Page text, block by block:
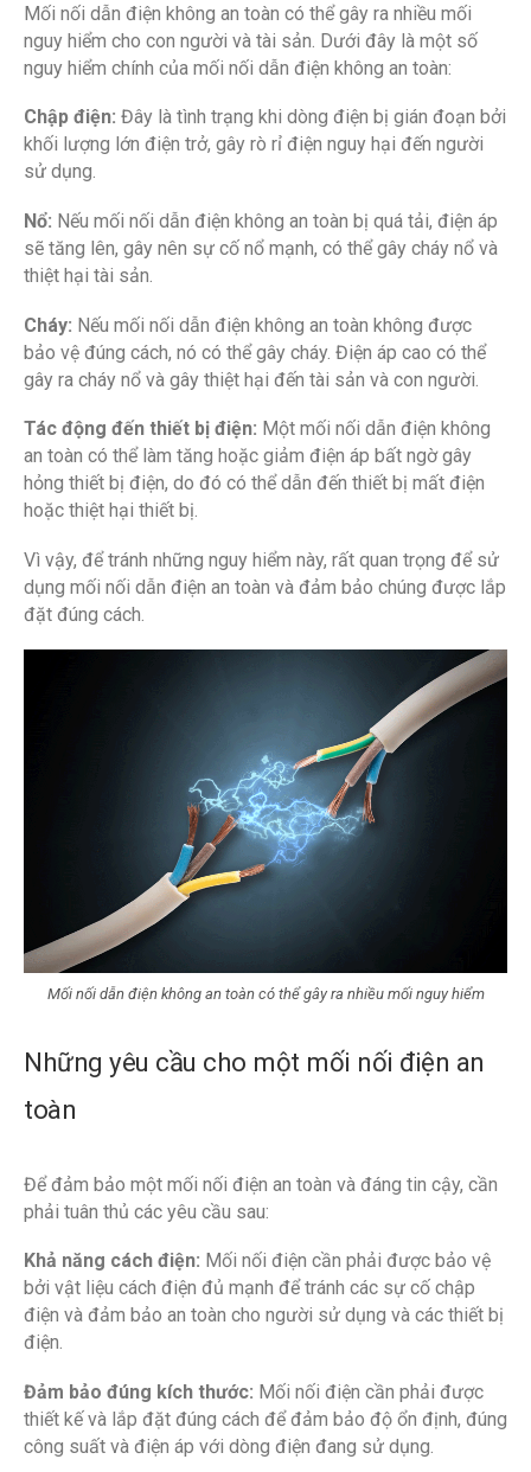
Mối nối dẫn điện không an toàn có thể gây ra nhiều mối
nguy hiểm cho con người và tài sản. Dưới đây là một số
nguy hiểm chính của mối nối dẫn điện không an toàn:
Chập điện: Đây là tình trạng khi dòng điện bị gián đoạn bởi
khối lượng lớn điện trở, gây rò rỉ điện nguy hại đến người
sử dụng.
Nổ: Nếu mối nối dẫn điện không an toàn bị quá tải, điện áp
sẽ tăng lên, gây nên sự cố nổ mạnh, có thể gây cháy nổ và
thiệt hại tài sản.
Cháy: Nếu mối nối dẫn điện không an toàn không được
bảo vệ đúng cách, nó có thể gây cháy. Điện áp cao có thể
gây ra cháy nổ và gây thiệt hại đến tài sản và con người.
Tác động đến thiết bị điện: Một mối nối dẫn điện không
an toàn có thể làm tăng hoặc giảm điện áp bất ngờ gây
hỏng thiết bị điện, do đó có thể dẫn đến thiết bị mất điện
hoặc thiệt hại thiết bị.
Vì vậy, để tránh những nguy hiểm này, rất quan trọng để sử
dụng mối nối dẫn điện an toàn và đảm bảo chúng được lắp
đặt đúng cách.
Mối nối dẫn điện không an toàn có thể gây ra nhiều mối nguy hiểm
Những yêu cầu cho một mối nối điện an
toàn
Để đảm bảo một mối nối điện an toàn và đáng tin cậy, cần
phải tuân thủ các yêu cầu sau:
Khả năng cách điện: Mối nối điện cần phải được bảo vệ
bởi vật liệu cách điện đủ mạnh để tránh các sự cố chập
điện và đảm bảo an toàn cho người sử dụng và các thiết bị
điện.
Đảm bảo đúng kích thước: Mối nối điện cần phải được
thiết kế và lắp đặt đúng cách để đảm bảo độ ổn định, đúng
công suất và điện áp với dòng điện đang sử dụng.